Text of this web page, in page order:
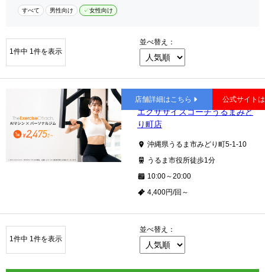
すべて 男性向け 女性向け
1件中 1件を表示
並べ替え：
みどり町
エクササイズコーチうるまみど
り町店
沖縄県うるま市みどり町5-1-10
うるま市役所徒歩1分
10:00～20:00
4,400円/回～
店舗詳細はこちら 公式サイト
1件中 1件を表示
並べ替え：